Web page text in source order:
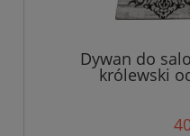
Dywan do
królewski